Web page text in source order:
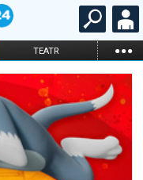
TEATR ...
STAND-UP
KARNETY